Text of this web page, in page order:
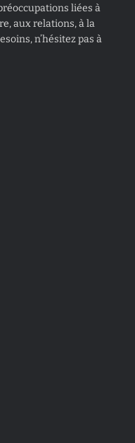
liées à
aux relations, à la
n’hésitez pas à